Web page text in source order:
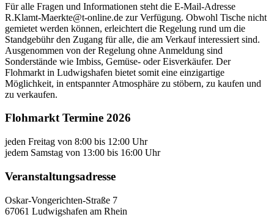
Für alle Fragen und Informationen steht die E-Mail-Adresse
R.Klamt-Maerkte@t-online.de zur Verfügung. Obwohl Tische nicht
gemietet werden können, erleichtert die Regelung rund um die
Standgebühr den Zugang für alle, die am Verkauf interessiert sind.
Ausgenommen von der Regelung ohne Anmeldung sind
Sonderstände wie Imbiss, Gemüse- oder Eisverkäufer. Der
Flohmarkt in Ludwigshafen bietet somit eine einzigartige
Möglichkeit, in entspannter Atmosphäre zu stöbern, zu kaufen und
zu verkaufen.
Flohmarkt Termine 2026
jeden Freitag von 8:00 bis 12:00 Uhr
jedem Samstag von 13:00 bis 16:00 Uhr
Veranstaltungsadresse
Oskar-Vongerichten-Straße 7
67061 Ludwigshafen am Rhein